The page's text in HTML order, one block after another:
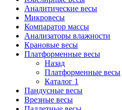
Аналитические весы
Микровесы
Компаратор массы
Анализаторы влажности
Крановые весы
Платформенные весы
Назад
Платформенные весы
Каталог 1
Пандусные весы
Врезные весы